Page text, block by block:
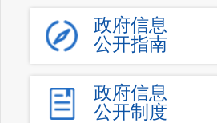
政府信息
公开指南
政府信息
公开制度